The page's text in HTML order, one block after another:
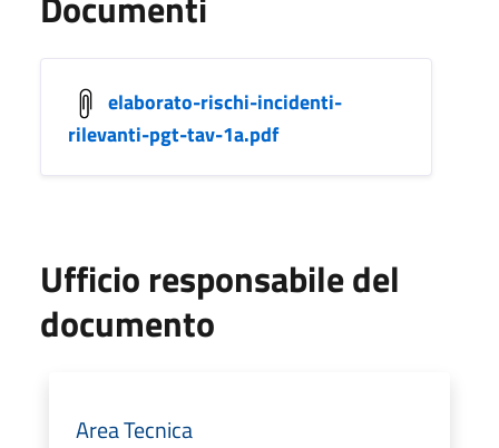
elaborato-rischi-incidenti-
rilevanti-pgt-tav-1a.pdf
Ufficio responsabile del
documento
Area Tecnica